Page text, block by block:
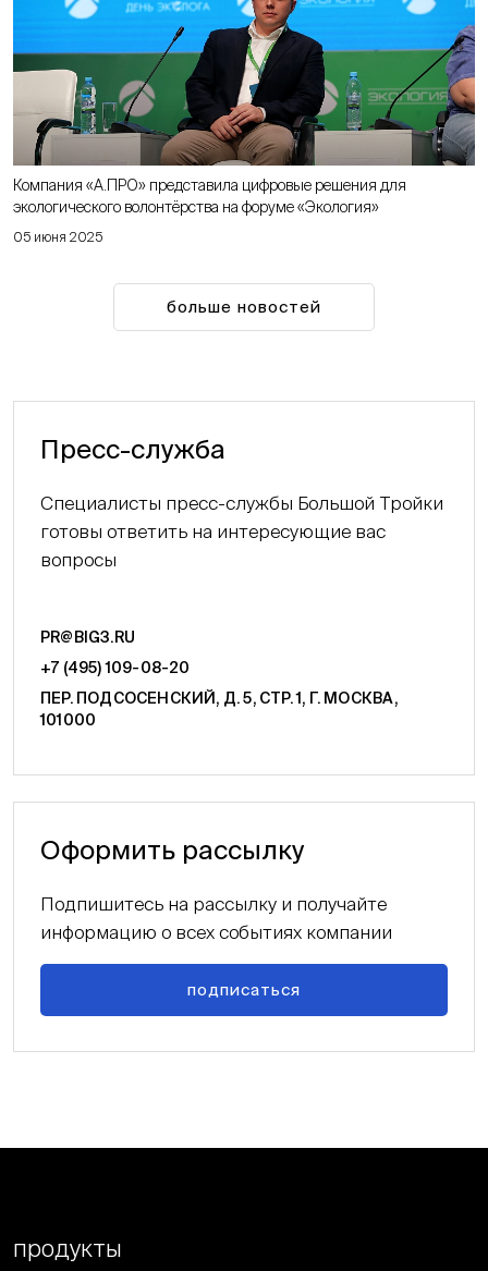
05 июня 2025
Компания «А.ПРО» представила цифровые решения для
экологического волонтёрства на форуме «Экология»
больше новостей
Пресс-служба
Специалисты пресс-службы Большой Тройки
готовы ответить на интересующие вас
вопросы
PR@BIG3.RU
+7 (495) 109-08-20
ПЕР. ПОДСОСЕНСКИЙ, Д. 5, СТР. 1, Г. МОСКВА,
101000
Оформить рассылку
Подпишитесь на рассылку и получайте
информацию о всех событиях компании
подписаться
продукты